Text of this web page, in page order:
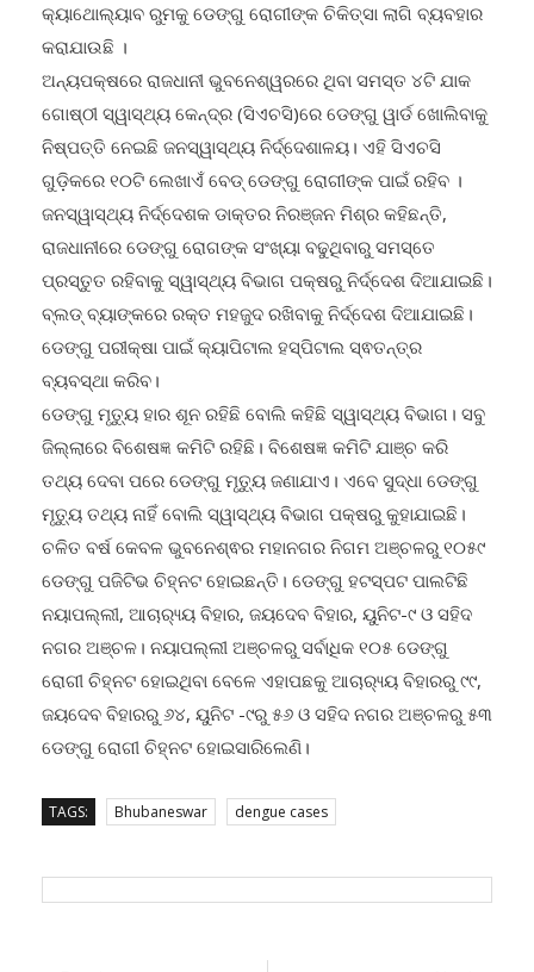
କ୍ୟାଥୋଲ୍ୟାବ ରୁମକୁ ଡେଙ୍ଗୁ ରୋଗୀଙ୍କ ଚିକିତ୍ସା ଲାଗି ବ୍ୟବହାର
କରାଯାଉଛି ।
ଅନ୍ୟପକ୍ଷରେ ରାଜଧାନୀ ଭୁବନେଶ୍ୱରରେ ଥିବା ସମସ୍ତ ୪ଟି ଯାକ
ଗୋଷ୍ଠୀ ସ୍ୱାସ୍ଥ୍ୟ କେନ୍ଦ୍ର (ସିଏଚସି)ରେ ଡେଙ୍ଗୁ ୱାର୍ଡ ଖୋଲିବାକୁ
ନିଷ୍ପତ୍ତି ନେଇଛି ଜନସ୍ୱାସ୍ଥ୍ୟ ନିର୍ଦ୍ଦେଶାଳୟ। ଏହି ସିଏଚସି
ଗୁଡ଼ିକରେ ୧୦ଟି ଲେଖାଏଁ ବେଡ୍ ଡେଙ୍ଗୁ ରୋଗୀଙ୍କ ପାଇଁ ରହିବ ।
ଜନସ୍ୱାସ୍ଥ୍ୟ ନିର୍ଦ୍ଦେଶକ ଡାକ୍ତର ନିରଞ୍ଜନ ମିଶ୍ର କହିଛନ୍ତି,
ରାଜଧାନୀରେ ଡେଙ୍ଗୁ ରୋଗଙ୍କ ସଂଖ୍ୟା ବଢୁଥିବାରୁ ସମସ୍ତେ
ପ୍ରସ୍ତୁତ ରହିବାକୁ ସ୍ୱାସ୍ଥ୍ୟ ବିଭାଗ ପକ୍ଷରୁ ନିର୍ଦ୍ଦେଶ ଦିଆଯାଇଛି।
ବ୍ଲଡ୍ ବ୍ୟାଙ୍କରେ ରକ୍ତ ମହଜୁଦ ରଖିବାକୁ ନିର୍ଦ୍ଦେଶ ଦିଆଯାଇଛି।
ଡେଙ୍ଗୁ ପରୀକ୍ଷା ପାଇଁ କ୍ୟାପିଟାଲ ହସ୍ପିଟାଲ ସ୍ଵତନ୍ତ୍ର
ବ୍ୟବସ୍ଥା କରିବ।
ଡେଙ୍ଗୁ ମୃତ୍ୟୁ ହାର ଶୂନ ରହିଛି ବୋଲି କହିଛି ସ୍ୱାସ୍ଥ୍ୟ ବିଭାଗ। ସବୁ
ଜିଲ୍ଲାରେ ବିଶେଷଜ୍ଞ କମିଟି ରହିଛି। ବିଶେଷଜ୍ଞ କମିଟି ଯାଞ୍ଚ କରି
ତଥ୍ୟ ଦେବା ପରେ ଡେଙ୍ଗୁ ମୃତ୍ୟୁ ଜଣାଯାଏ। ଏବେ ସୁଦ୍ଧା ଡେଙ୍ଗୁ
ମୃତ୍ୟୁ ତଥ୍ୟ ନାହିଁ ବୋଲି ସ୍ୱାସ୍ଥ୍ୟ ବିଭାଗ ପକ୍ଷରୁ କୁହାଯାଇଛି।
ଚଳିତ ବର୍ଷ କେବଳ ଭୁବନେଶ୍ଵର ମହାନଗର ନିଗମ ଅଞ୍ଚଳରୁ ୧୦୫୯
ଡେଙ୍ଗୁ ପଜିଟିଭ ଚିହ୍ନଟ ହୋଇଛନ୍ତି। ଡେଙ୍ଗୁ ହଟସ୍ପଟ ପାଲଟିଛି
ନୟାପଲ୍ଲୀ, ଆଚାର‌୍ୟ୍ୟ ବିହାର, ଜୟଦେବ ବିହାର, ୟୁନିଟ-୯ ଓ ସହିଦ
ନଗର ଅଞ୍ଚଳ। ନୟାପଲ୍ଲୀ ଅଞ୍ଚଳରୁ ସର୍ବାଧିକ ୧୦୫ ଡେଙ୍ଗୁ
ରୋଗୀ ଚିହ୍ନଟ ହୋଇଥିବା ବେଳେ ଏହାପଛକୁ ଆଚାର‌୍ୟ୍ୟ ବିହାରରୁ ୯୯,
ଜୟଦେବ ବିହାରରୁ ୬୪, ୟୁନିଟ -୯ରୁ ୫୬ ଓ ସହିଦ ନଗର ଅଞ୍ଚଳରୁ ୫୩
ଡେଙ୍ଗୁ ରୋଗୀ ଚିହ୍ନଟ ହୋଇସାରିଲେଣି।
TAGS: Bhubaneswar dengue cases